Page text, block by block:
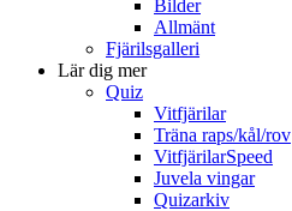
Bilder
Allmänt
Fjärilsgalleri
Lär dig mer
Quiz
Vitfjärilar
Träna raps/kål/rov
VitfjärilarSpeed
Juvela vingar
Quizarkiv